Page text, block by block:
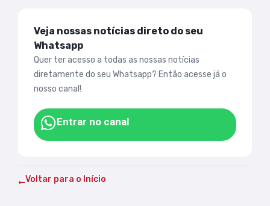
Veja nossas notícias direto do seu
Whatsapp
Quer ter acesso a todas as nossas notícias
diretamente do seu Whatsapp? Então acesse já o
nosso canal!
Entrar no canal
Voltar para o Início